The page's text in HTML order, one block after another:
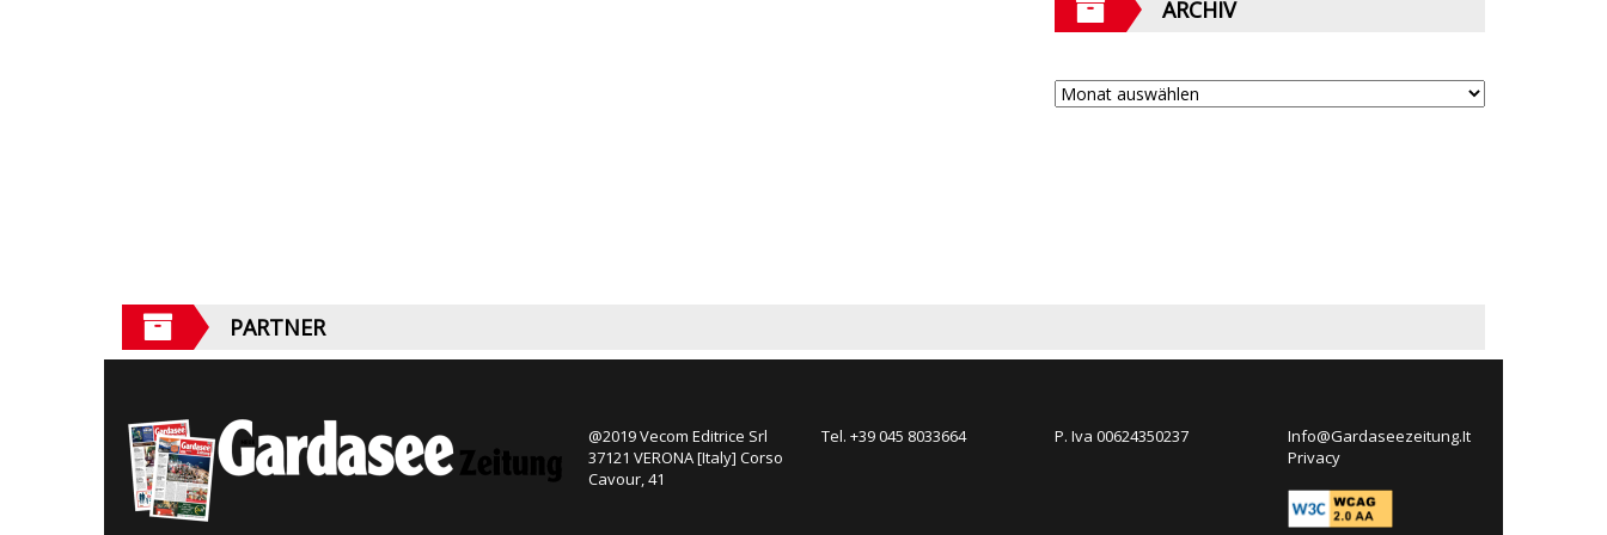
ARCHIV
PARTNER
@2019 Vecom Editrice Srl
37121 VERONA [Italy] Corso
Cavour, 41
Tel. +39 045 8033664 P. Iva 00624350237
Info@Gardaseezeitung.It
Privacy